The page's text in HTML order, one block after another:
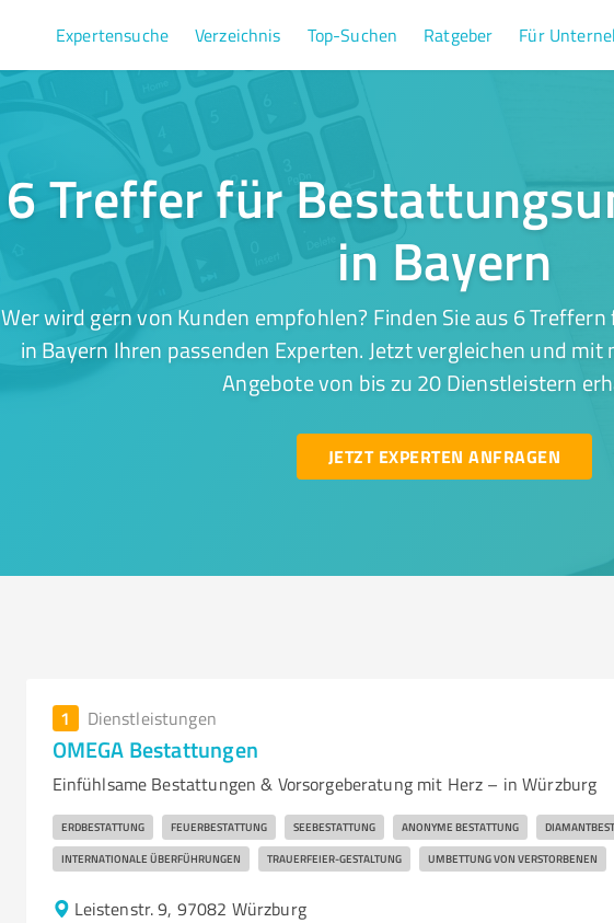
Expertensuche Verzeichnis Top-Suchen Ratgeber Für
6 Treffer für
in Bayern
Wer wird gern von Kunden empfohlen? Finden Sie aus 6
in Bayern Ihren passenden Experten. Jetzt vergleichen und
Angebote von bis zu 20 Dienstleistern
JETZT EXPERTEN ANFRAGEN
1 Dienstleistungen
OMEGA Bestattungen
Einfühlsame Bestattungen & Vorsorgeberatung mit Herz – in Würzburg
ERDBESTATTUNG FEUERBESTATTUNG SEEBESTATTUNG ANONYME BESTATTUNG
INTERNATIONALE ÜBERFÜHRUNGEN TRAUERFEIER-GESTALTUNG UMBETTUNG VON VERSTORBENEN
Leistenstr. 9, 97082 Würzburg